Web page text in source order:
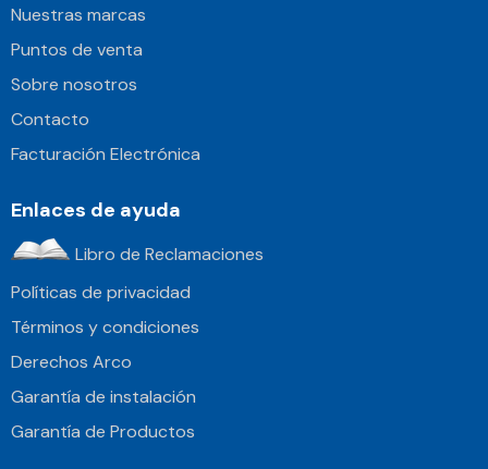
Nuestras marcas
Puntos de venta
Sobre nosotros
Contacto
Facturación Electrónica
Enlaces de ayuda
Libro de Reclamaciones
Políticas de privacidad
Términos y condiciones
Derechos Arco
Garantía de instalación
Garantía de Productos